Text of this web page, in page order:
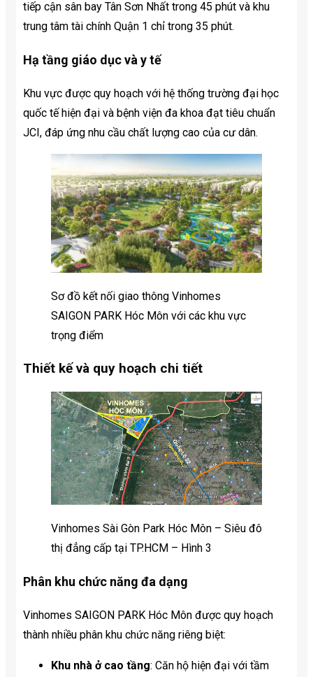
tiếp cận sân bay Tân Sơn Nhất trong 45 phút và khu
trung tâm tài chính Quận 1 chỉ trong 35 phút.
Hạ tầng giáo dục và y tế
Khu vực được quy hoạch với hệ thống trường đại học
quốc tế hiện đại và bệnh viện đa khoa đạt tiêu chuẩn
JCI, đáp ứng nhu cầu chất lượng cao của cư dân.
Sơ đồ kết nối giao thông Vinhomes
SAIGON PARK Hóc Môn với các khu vực
trọng điểm
Thiết kế và quy hoạch chi tiết
Vinhomes Sài Gòn Park Hóc Môn – Siêu đô
thị đẳng cấp tại TP.HCM – Hình 3
Phân khu chức năng đa dạng
Vinhomes SAIGON PARK Hóc Môn được quy hoạch
thành nhiều phân khu chức năng riêng biệt:
Khu nhà ở cao tầng: Căn hộ hiện đại với tầm